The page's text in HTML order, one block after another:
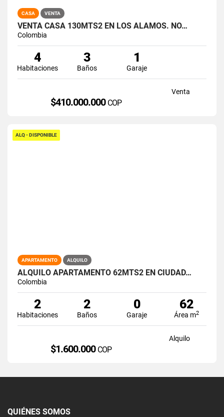
CASA VENTA
VENTA CASA 130MTS2 EN LOS ÁLAMOS. NO…
Colombia
4
Habitaciones
3
Baños
1
Garaje
Venta
$410.000.000 COP
ALQ - DISPONIBLE
APARTAMENTO ALQUILO
ALQUILO APARTAMENTO 62MTS2 EN CIUDAD…
Colombia
2
Habitaciones
2
Baños
0
Garaje
62
Área m2
Alquilo
$1.600.000 COP
QUIÉNES SOMOS